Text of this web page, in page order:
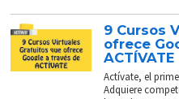
9 Cursos
ofrece
ACTÍVATE
Actívate, el
Adquiere